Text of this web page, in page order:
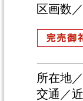
区画数
所在地
交通／